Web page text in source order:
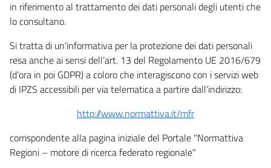
in riferimento al trattamento dei dati personali degli utenti che
lo consultano.
Si tratta di un’informativa per la protezione dei dati personali
resa anche ai sensi dell’art. 13 del Regolamento UE 2016/679
(d’ora in poi GDPR) a coloro che interagiscono con i servizi web
di IPZS accessibili per via telematica a partire dall’indirizzo:
http://www.normattiva.it/mfr
corrispondente alla pagina iniziale del Portale "Normattiva
Regioni – motore di ricerca federato regionale"